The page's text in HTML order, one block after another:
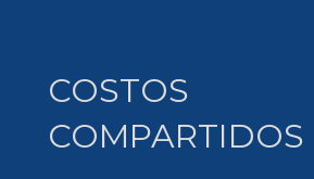
COSTOS
COMPARTIDOS